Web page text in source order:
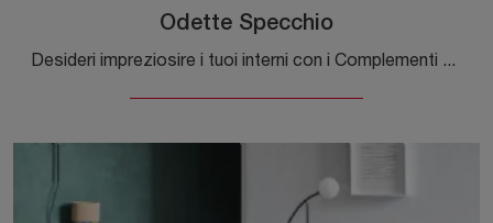
Odette Specchio
Desideri impreziosire i tuoi interni con i Complementi Novamobili? Ti presentiamo vari modelli di specchi in laccato come Odette Specchio.